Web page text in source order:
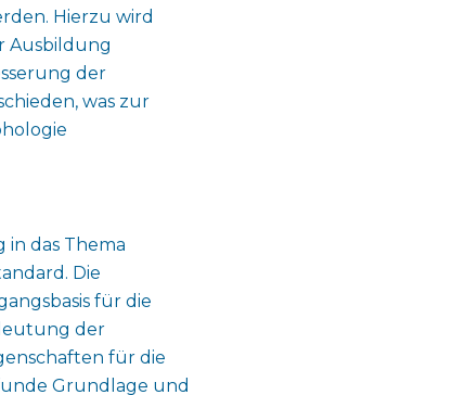
Hierzu wird
Ausbildung
der
was zur
in das Thema
Die
für die
der
für die
Grundlage und